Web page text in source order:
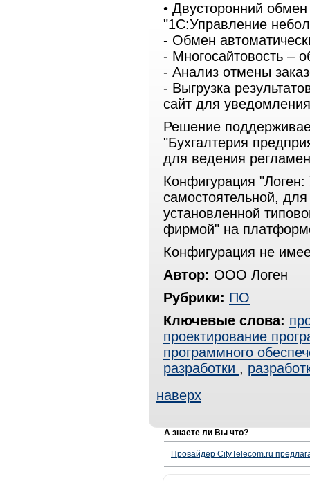
• Двусторонний
"1С:Управление
- Обмен
- Многосайтовость –
- Анализ отмены
- Выгрузка
сайт для
Решение
"Бухгалтерия
для ведения
Конфигурация
самостоятельной,
установленной
фирмой" на
Конфигурация не
Автор: ООО Логен
Рубрики: ПО
Ключевые слова:
проектирование
программного
разработки ,
наверх
А знаете ли Вы что?
Провайдер CityTelecom.ru